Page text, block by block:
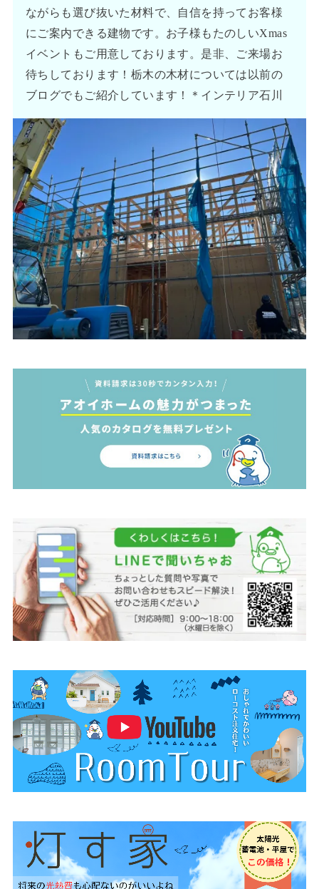
ながらも選び抜いた材料で、自信を持ってお客様
にご案内できる建物です。お子様もたのしいXmas
イベントもご用意しております。是非、ご来場お
待ちしております！栃木の木材については以前の
ブログでもご紹介しています！＊インテリア石川